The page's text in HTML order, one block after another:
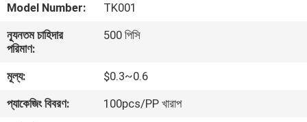
কারখানা
ভ্রমণ
মান
নিয়ন্ত্রণ
Model Number:
TK001
ন্যূনতম চাহিদার
পরিমাণ:
500 পিসি
মূল্য:
$0.3~0.6
প্যাকেজিং বিবরণ:
100pcs/PP খারাপ